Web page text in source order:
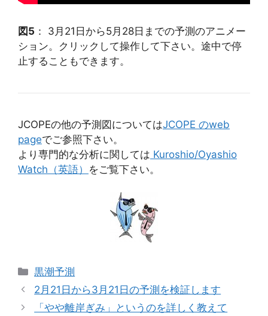
図5 ： 3月21日から5月28日までの予測のアニメー
ション。クリックして操作して下さい。途中で停
止することもできます。
JCOPEの他の予測図についてはJCOPE のweb
pageでご参照下さい。
より専門的な分析に関しては Kuroshio/Oyashio
Watch（英語） をご覧下さい。
カ
テ
黒潮予測
2月21日から3月21日の予測を検証します
「やや離岸ぎみ」というのを詳しく教えて